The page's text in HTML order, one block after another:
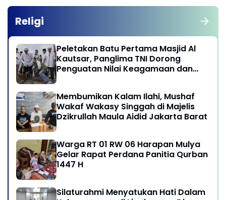
Religi
Peletakan Batu Pertama Masjid Al
Kautsar, Panglima TNI Dorong
Penguatan Nilai Keagamaan dan
Membumikan Kalam Ilahi, Mushaf
Wakaf Wakasy Singgah di Majelis
Dzikrullah Maula Aidid Jakarta Barat
Warga RT 01 RW 06 Harapan Mulya
Gelar Rapat Perdana Panitia Qurban
1447 H
Silaturahmi Menyatukan Hati Dalam